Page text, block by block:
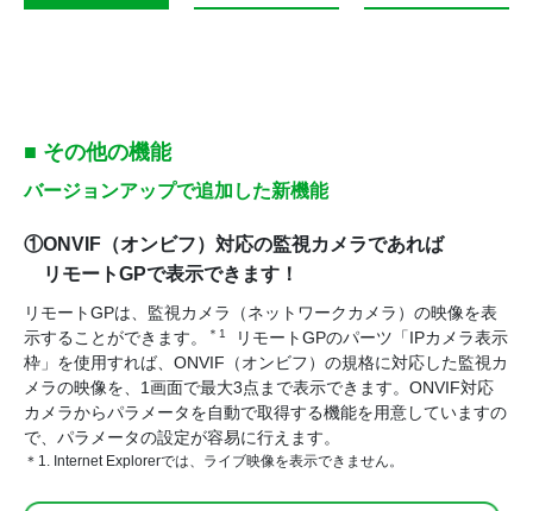
■ その他の機能
バージョンアップで追加した新機能
①ONVIF（オンビフ）対応の監視カメラであれば
リモートGPで表示できます！
リモートGPは、監視カメラ（ネットワークカメラ）の映像を表
示することができます。
＊1
リモートGPのパーツ「IPカメラ表示
枠」を使用すれば、ONVIF（オンビフ）の規格に対応した監視カ
メラの映像を、1画面で最大3点まで表示できます。ONVIF対応
カメラからパラメータを自動で取得する機能を用意していますの
で、パラメータの設定が容易に行えます。
＊1. Internet Explorerでは、ライブ映像を表示できません。